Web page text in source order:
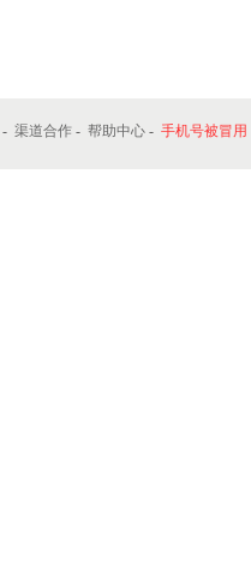
- 渠道合作 - 帮助中心 - 手机号被冒用